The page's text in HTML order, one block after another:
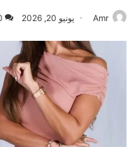
Amr يونيو 20, 2026